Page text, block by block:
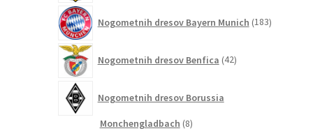
Nogometnih dresov Bayern Munich 183izdelkov
Nogometnih dresov Benfica 42izdelkov
Nogometnih dresov Borussia
Monchengladbach 88